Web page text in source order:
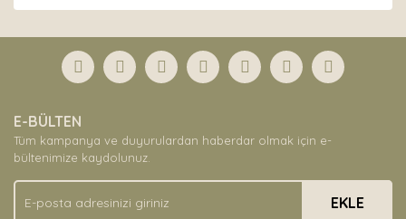
Yorum Yaz
formunu kullanarak tarafımıza iletebilirsiniz.
Görüş ve önerileriniz için teşekkür ederiz.
Ürün açıklamasında eksik bilgiler bulunuyor.
Ürün bilgilerinde hatalar bulunuyor.
Ürün fiyatı diğer sitelerden daha pahalı.
Bu ürüne benzer farklı alternatifler olmalı.
E-BÜLTEN
Tüm kampanya ve duyurulardan haberdar olmak için e-
bültenimize kaydolunuz.
EKLE